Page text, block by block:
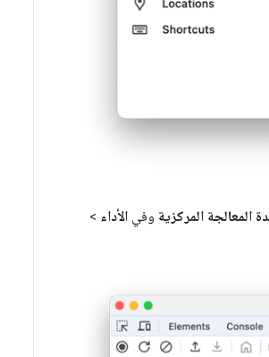
المعالجة المركزية وفي الأداء >